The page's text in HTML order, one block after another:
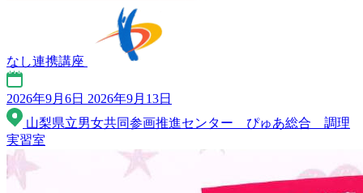
なし連携講座
2026年9月6日 2026年9月13日
山梨県立男女共同参画推進センター ぴゅあ総合 調理
実習室